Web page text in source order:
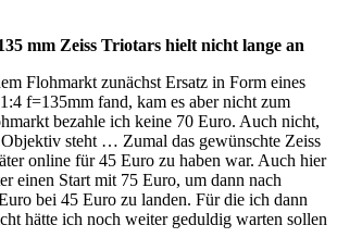
mm Zeiss Triotars hielt nicht lange an
Flohmarkt zunächst Ersatz in Form eines
f=135mm fand, kam es aber nicht zum
bezahle ich keine 70 Euro. Auch nicht,
steht … Zumal das gewünschte Zeiss
online für 45 Euro zu haben war. Auch hier
einen Start mit 75 Euro, um dann nach
bei 45 Euro zu landen. Für die ich dann
hätte ich noch weiter geduldig warten sollen